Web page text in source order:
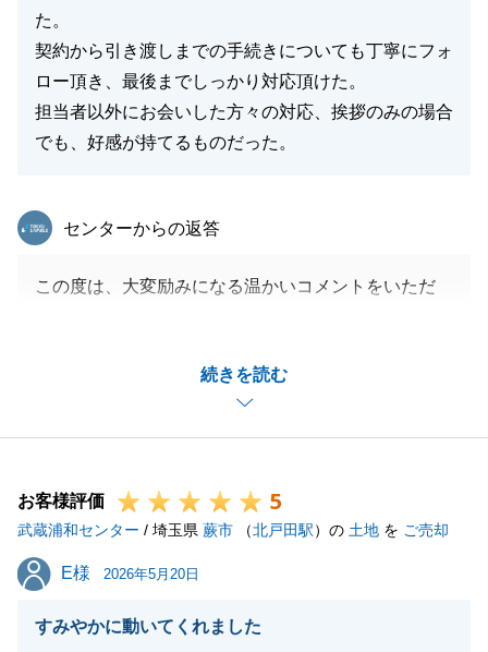
た。
契約から引き渡しまでの手続きについても丁寧にフォ
ロー頂き、最後までしっかり対応頂けた。
担当者以外にお会いした方々の対応、挨拶のみの場合
でも、好感が持てるものだった。
続きを読む
東急リバブル
センターからの返答
この度は、大変励みになる温かいコメントをいただ
速さや進捗報告のタイミングについて「安心してお任
せできた」とのお言葉をいただき、担当としてこれ以
上の喜びはございません。
あったからこそ、スムーズに進めることができまし
た。
重ねて御礼申し上げます。
また、店舗スタッフの挨拶や対応にまで目を向け、お
褒めいただき大変光栄です。
お客様評価 5
武蔵浦和センター / 埼玉県 蕨市 （北戸田駅）の 土地 を ご売却
E様
E様 2026年5月20日
すみやかに動いてくれました